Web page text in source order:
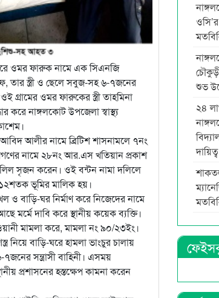
ওমর ফারুক নামে এক সিএনজি
তার স্ত্রী ও ছেলে সবুজ-সহ ৬-৭জনের
ওমর ফারুকের স্ত্রী তাহমিনা
করে নাঙ্গলকোট উপজেলা স্বাস্থ্য
আলীর নামে ব্রিটিশ শাসনামলে ৭নং
নামে ২৮নং আর.এস খতিয়ান প্রকাশ
সৃজন করেন। ওই বন্টন নামা দলিলে
ভূমির মালিক হয়।
বাড়ি-ঘর নির্মাণ করে নিজেদের নামে
মর্মে দাবি করে স্থানীয় কয়েক ব্যক্তি।
মামলা করে, মামলা নং ৯০/২৩ইং।
নিয়ে বাড়ি-ঘরে হামলা ভাংচুর চালায়
সন্ত্রাসী বাহিনী। এসময়
প্রশাসনের হস্তক্ষেপ কামনা করেন
শুভ
২৪